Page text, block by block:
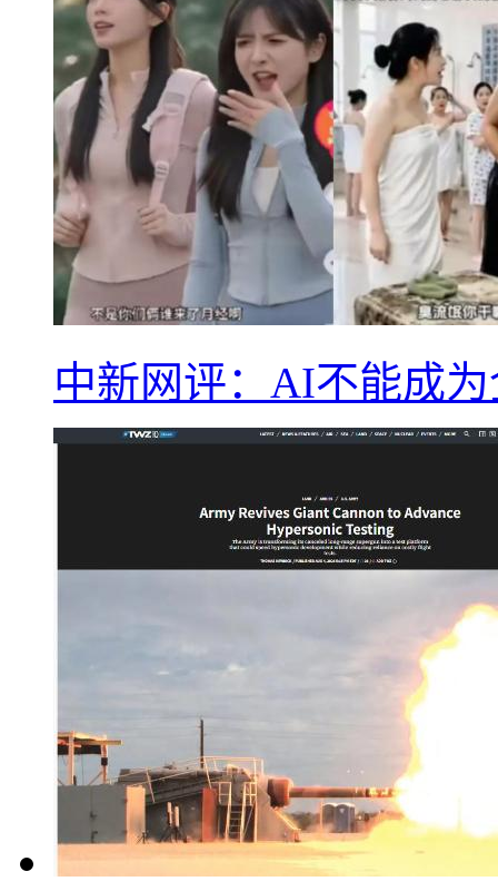
中新网评：AI不能成